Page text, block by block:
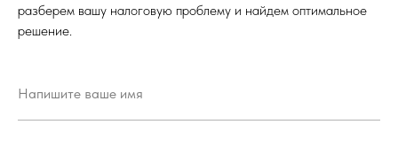
разберем вашу налоговую проблему и найдем оптимальное
решение.